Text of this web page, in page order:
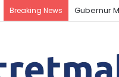
Breaking News Gubernur